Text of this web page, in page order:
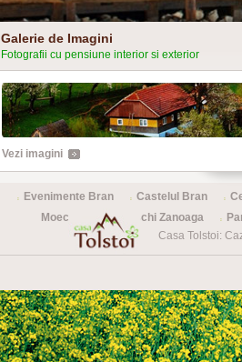
Galerie de Imagini
Fotografii cu pensiune interior si exterior
Vezi imagini
Evenimente Bran Castelul Bran
Moeciu
Partie schi Zanoaga
Casa Tolstoi: